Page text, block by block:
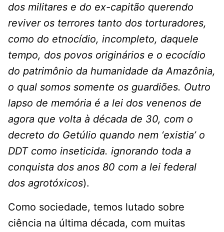
dos militares e do ex-capitão querendo
reviver os terrores tanto dos torturadores,
como do etnocídio, incompleto, daquele
tempo, dos povos originários e o ecocídio
do patrimônio da humanidade da Amazônia,
o qual somos somente os guardiões. Outro
lapso de memória é a lei dos venenos de
agora que volta à década de 30, com o
decreto do Getúlio quando nem ‘existia’ o
DDT como inseticida. ignorando toda a
conquista dos anos 80 com a lei federal
dos agrotóxicos).
Como sociedade, temos lutado sobre
ciência na última década, com muitas